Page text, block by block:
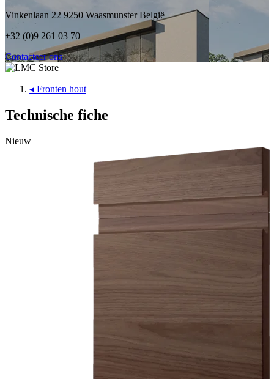
Vinkenlaan 22 9250 Waasmunster België
+32 (0)9 261 03 70
Contacteer ons
◂ Fronten hout
Technische fiche
Nieuw